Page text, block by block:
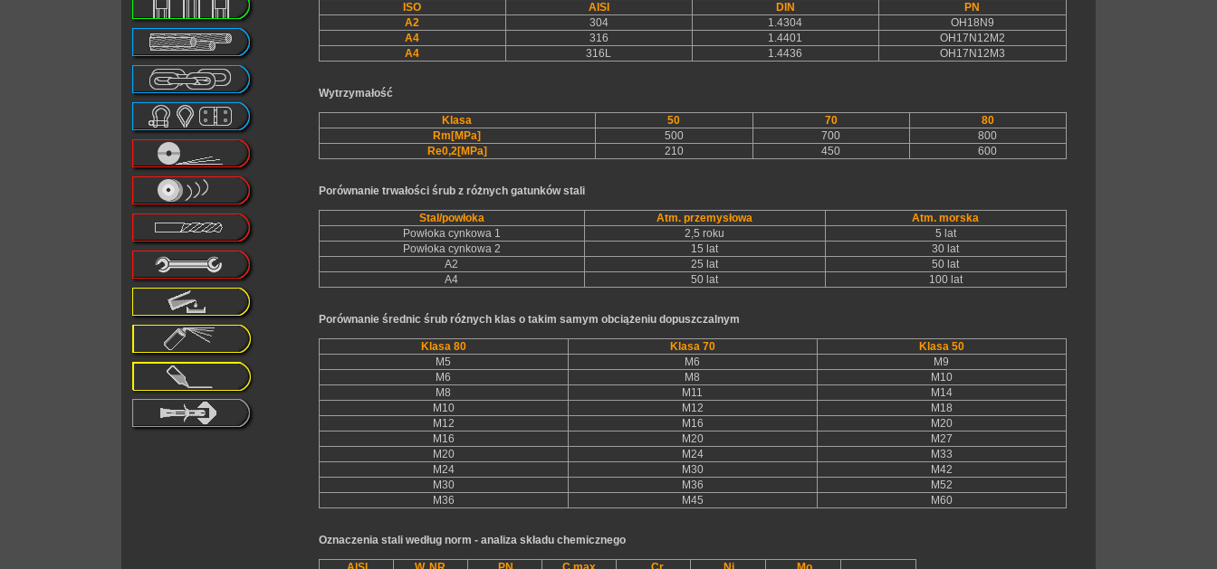
ISO AISI DIN
PN
A2
304 1.4304
OH18N9
A4
316 1.4401
OH17N12M2
A4
316L 1.4436 OH17N12M3
Wytrzymałość
Klasa 50 70
80
Rm[MPa]
500 700
800
Re0,2[MPa]
210 450 600
Porównanie trwałości śrub z różnych gatunków stali
Stal/powłoka Atm. przemysłowa
Atm. morska
Powłoka cynkowa 1
2,5 roku
5 lat
Powłoka cynkowa 2
15 lat
30 lat
A2
25 lat
50 lat
A4
50 lat 100 lat
Porównanie średnic śrub różnych klas o takim samym obciążeniu dopuszczalnym
Klasa 80 Klasa 70
Klasa 50
M5
M6
M9
M6
M8
M10
M8
M11
M14
M10
M12
M18
M12
M16
M20
M16
M20
M27
M20
M24
M33
M24
M30
M42
M30
M36
M52
M36
M45 M60
Oznaczenia stali według norm - analiza składu chemicznego